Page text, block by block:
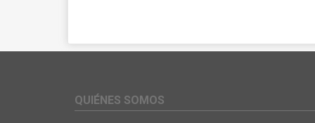
QUIÉNES SOMOS